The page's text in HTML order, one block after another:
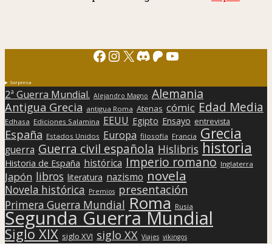
Facebook
Instagram
X Discord
Patreon
YouTube
Sorpresa
2ª Guerra Mundial. Alejandro Magno Alemania
Antigua Grecia antigua Roma Atenas cómic Edad Media
Edhasa Ediciones Salamina EEUU Egipto Ensayo entrevista
España Estados Unidos Europa filosofía Francia Grecia
guerra Guerra civil española Hislibris historia
Historia de España histórica Imperio romano Inglaterra
Japón libros literatura nazismo novela
Novela histórica Premios presentación
Primera Guerra Mundial Roma Rusia
Segunda Guerra Mundial
Siglo XIX siglo XVI siglo XX Viajes vikingos